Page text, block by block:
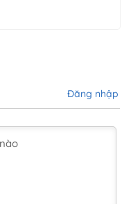
Đăng nhập